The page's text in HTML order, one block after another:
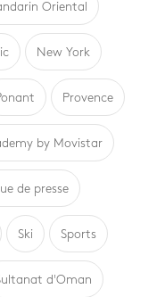
Oriental
New York
Provence
by Movistar
de presse
Ski Sports
d'Oman